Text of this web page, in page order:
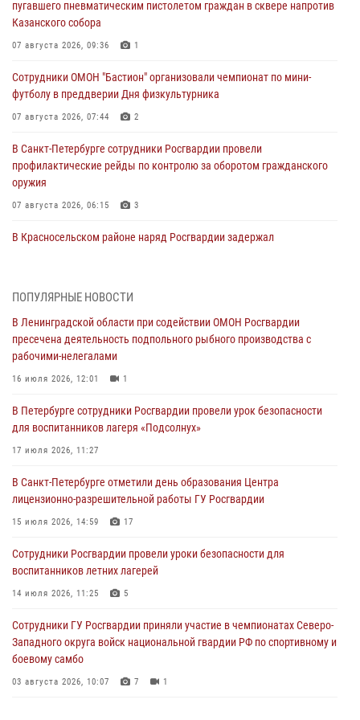
пугавшего пневматическим пистолетом граждан в сквере напротив
Казанского собора
07 августа 2026, 09:36 1
Сотрудники ОМОН "Бастион" организовали чемпионат по мини-
футболу в преддверии Дня физкультурника
07 августа 2026, 07:44 2
В Санкт-Петербурге сотрудники Росгвардии провели
профилактические рейды по контролю за оборотом гражданского
оружия
07 августа 2026, 06:15 3
В Красносельском районе наряд Росгвардии задержал
06 августа 2026, 13:39 1
В Центральном районе росгвардейцы оперативно задержали
хулигана, стрелявшего из пускового устройства рядом с жилыми
домами
06 августа 2026, 11:36
Сотрудники и военнослужащие Росгвардии обеспечили
правопорядок при проведении матча "Зенит" - "Балтика"
06 августа 2026, 07:30
В Выборгском районе наряд Росгвардии обнаружил
разыскиваемый преступный автотранспорт
05 августа 2026, 12:25 2
Петербургские росгвардейцы обнаружили объявленный в розыск
автомобиль, ранее использовавшийся при совершении кражи в
Ленобласти
ПОПУЛЯРНЫЕ НОВОСТИ
В Ленинградской области при содействии ОМОН Росгвардии
пресечена деятельность подпольного рыбного производства с
рабочими-нелегалами
16 июля 2026, 12:01 1
В Петербурге сотрудники Росгвардии провели урок безопасности
для воспитанников лагеря «Подсолнух»
17 июля 2026, 11:27
В Санкт-Петербурге отметили день образования Центра
лицензионно-разрешительной работы ГУ Росгвардии
15 июля 2026, 14:59 17
Сотрудники Росгвардии провели уроки безопасности для
воспитанников летних лагерей
14 июля 2026, 11:25 5
Сотрудники ГУ Росгвардии приняли участие в чемпионатах Северо-
Западного округа войск национальной гвардии РФ по спортивному и
боевому самбо
03 августа 2026, 10:07 7 1